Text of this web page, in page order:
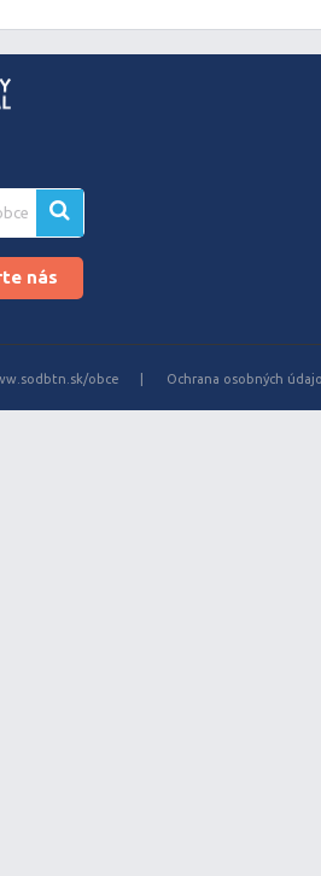
nás
obce
Ochrana osobných